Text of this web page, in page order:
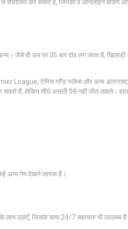
कर सकते हैं, जिनका वे ऑनलाइन बैंकिंग और
जैसे ही उस पर 35 बार दांव लग जाता है,
League, टेनिस ग्रैंड स्लैम्स और अन्य
सकते हैं, लेकिन सीधे असली पैसे नहीं जीत सकते।
अन्य गेम देखने लायक हैं।
उठाएँ, जिसके साथ 24/7 सहायता भी उपलब्ध